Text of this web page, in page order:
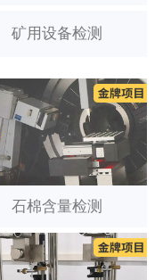
矿用设备检测
石棉含量检测